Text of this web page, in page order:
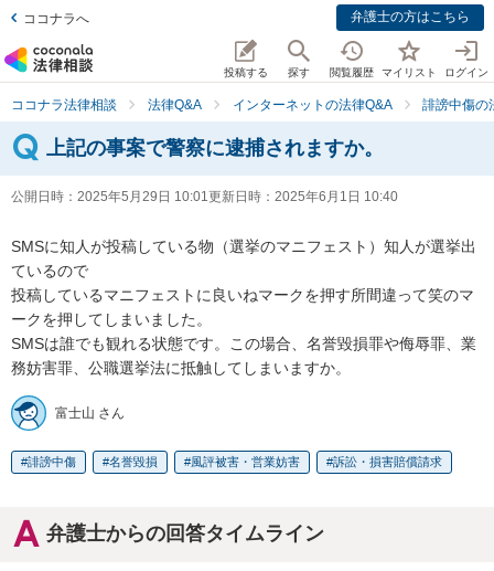
ココナラへ 弁護士の方はこちら
投稿する 探す 閲覧履歴 マイリスト ログイン
ココナラ法律相談 法律Q&A インターネットの法律Q&A 誹謗中傷の
上記の事案で警察に逮捕されますか。
公開日時： 2025年5月29日 10:01更新日時： 2025年6月1日 10:40
SMSに知人が投稿している物（選挙のマニフェスト）知人が選挙出
ているので
投稿しているマニフェストに良いねマークを押す所間違って笑のマ
ークを押してしまいました。
SMSは誰でも観れる状態です。この場合、名誉毀損罪や侮辱罪、業
務妨害罪、公職選挙法に抵触してしまいますか。
富士山 さん
誹謗中傷 名誉毀損 風評被害・営業妨害 訴訟・損害賠償請求
弁護士からの回答タイムライン